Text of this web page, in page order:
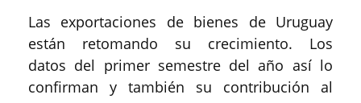
Las exportaciones de bienes de Uruguay
están retomando su crecimiento. Los
datos del primer semestre del año así lo
confirman y también su contribución al